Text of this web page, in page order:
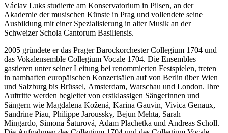
Václav Luks studierte am Konservatorium in Pilsen, an der
Akademie der musischen Künste in Prag und vollendete seine
Ausbildung mit einer Spezialisierung in alter Musik an der
Schweizer Schola Cantorum Basiliensis.
2005 gründete er das Prager Barockorchester Collegium 1704 und
das Vokalensemble Collegium Vocale 1704. Die Ensembles
gastieren unter seiner Leitung bei renommierten Festspielen, treten
in namhaften europäischen Konzertsälen auf von Berlin über Wien
und Salzburg bis Brüssel, Amsterdam, Warschau und London. Ihre
Auftritte werden begleitet von erstklassigen Sängerinnen und
Sängern wie Magdalena Kožená, Karina Gauvin, Vivica Genaux,
Sandrine Piau, Philippe Jaroussky, Bejun Mehta, Sarah
Mingardo, Simona Šaturová, Adam Plachetka und Andreas Scholl.